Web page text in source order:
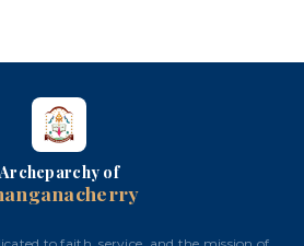
Archeparchy of